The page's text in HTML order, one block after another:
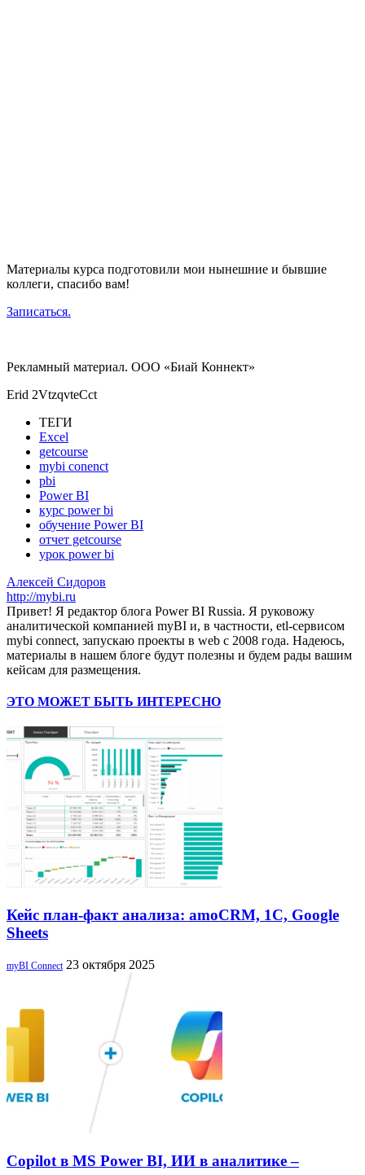
Материалы курса подготовили мои нынешние и бывшие
коллеги, спасибо вам!
Записаться.
Рекламный материал. ООО «Биай Коннект»
Erid 2VtzqvteCct
ТЕГИ
Excel
getcourse
mybi conenct
pbi
Power BI
курс power bi
обучение Power BI
отчет getcourse
урок power bi
Алексей Сидоров
http://mybi.ru
Привет! Я редактор блога Power BI Russia. Я руковожу
аналитической компанией myBI и, в частности, etl-сервисом
mybi connect, запускаю проекты в web с 2008 года. Надеюсь,
материалы в нашем блоге будут полезны и будем рады вашим
кейсам для размещения.
ЭТО МОЖЕТ БЫТЬ ИНТЕРЕСНО
Кейс план-факт анализа: amoCRM, 1C, Google
Sheets
myBI Connect 23 октября 2025
Copilot в MS Power BI, ИИ в аналитике –